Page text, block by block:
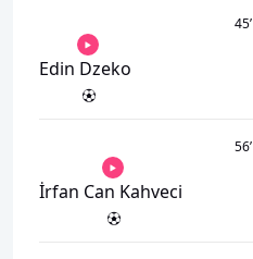
45’
Edin Dzeko
56’
İrfan Can Kahveci